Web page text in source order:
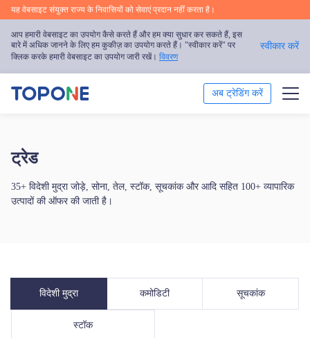
यह वेबसाइट संयुक्त राज्य के निवासियों को सेवाएं प्रदान नहीं करता है।
आप हमारी वेबसाइट का उपयोग कैसे करते हैं और हम क्या सुधार कर सकते हैं, इस
बारे में अधिक जानने के लिए हम कुकीज़ का उपयोग करते हैं। "स्वीकार करें" पर
क्लिक करके हमारी वेबसाइट का उपयोग जारी रखें। विवरण
स्वीकार करें
अब ट्रेडिंग करें
ट्रेडिंग प्लेटफॉर्म
बाजार का विश्लेषण
हिन्दी
ट्रेड
35+ विदेशी मुद्रा जोड़े, सोना, तेल, स्टॉक, सूचकांक और आदि सहित 100+ व्यापारिक
उत्पादों की ऑफर की जाती है।
विदेशी मुद्रा कमोडिटी सूचकांक
स्टॉक